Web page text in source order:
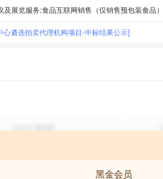
遴选拍卖代理机构项目-中标结果公示]
黑金会员